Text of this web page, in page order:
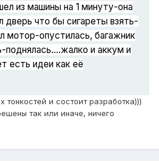
из машины на 1 минуту-она
дверь что бы сигареты взять-
мотор-опустилась, багажник
поднялась....жалко и аккум и
есть идеи как её
тонкостей и состоит разработка)))
так или иначе, ничего